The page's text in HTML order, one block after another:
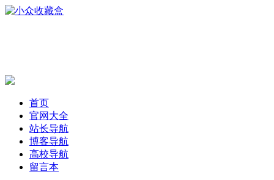
首页
官网大全
站长导航
博客导航
高校导航
留言本